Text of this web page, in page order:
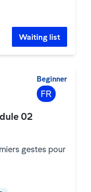
Waiting list
Beginner
FR
02
gestes pour